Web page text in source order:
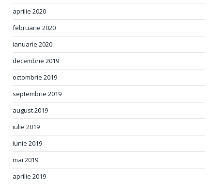
aprilie 2020
februarie 2020
ianuarie 2020
decembrie 2019
octombrie 2019
septembrie 2019
august 2019
iulie 2019
iunie 2019
mai 2019
aprilie 2019